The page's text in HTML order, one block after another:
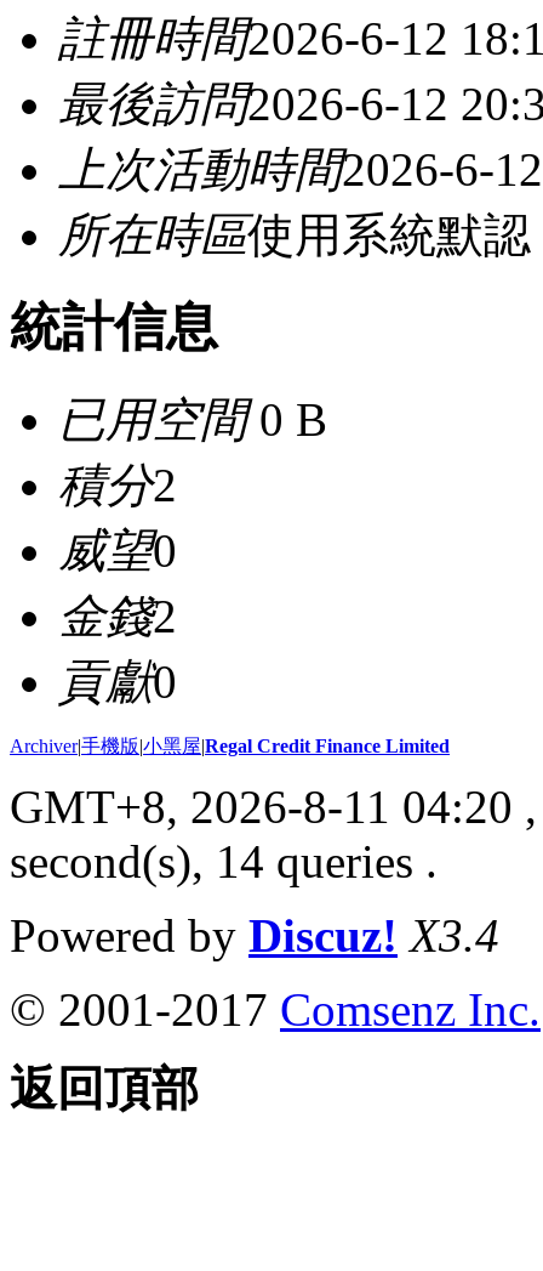
註冊時間2026-6-12
最後訪問2026-6-12
上次活動時間2026-6-
所在時區使用系統默認
統計信息
已用空間0 B
積分2
威望0
金錢2
貢獻0
Archiver|手機版|小黑屋|Regal Credit Finance Limited
GMT+8, 2026-8-11 04:20
second(s), 14 queries .
Powered by Discuz! X3.4
© 2001-2017 Comsenz Inc.
返回頂部